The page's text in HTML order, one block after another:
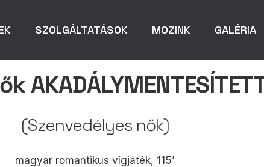
SZOLGÁLTATÁSOK MOZINK GALÉRIA
(Szenvedélyes nők)
magyar romantikus vígjáték, 115’